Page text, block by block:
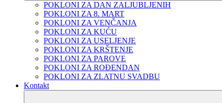
POKLONI ZA DAN ZALJUBLJENIH
POKLONI ZA 8. MART
POKLONI ZA VENČANJA
POKLONI ZA KUĆU
POKLONI ZA USELJENJE
POKLONI ZA KRŠTENJE
POKLONI ZA PAROVE
POKLONI ZA ROĐENDAN
POKLONI ZA ZLATNU SVADBU
Kontakt